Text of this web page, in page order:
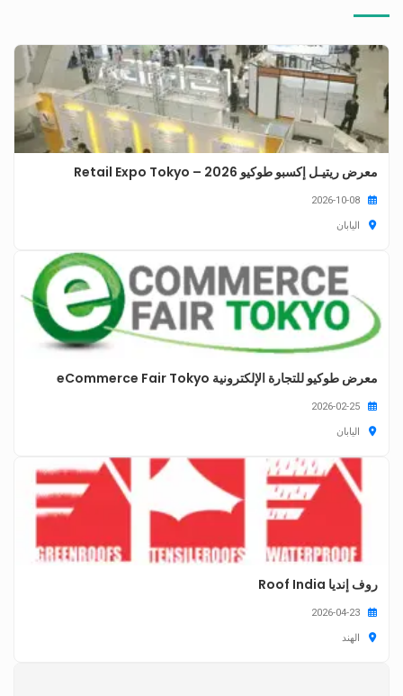
معرض ريتيـل إكسبو طوكيو 2026 – Retail Expo Tokyo
اليابان
معرض طوكيو للتجارة الإلكترونية eCommerce Fair Tokyo
اليابان
روف إنديا Roof India
الهند